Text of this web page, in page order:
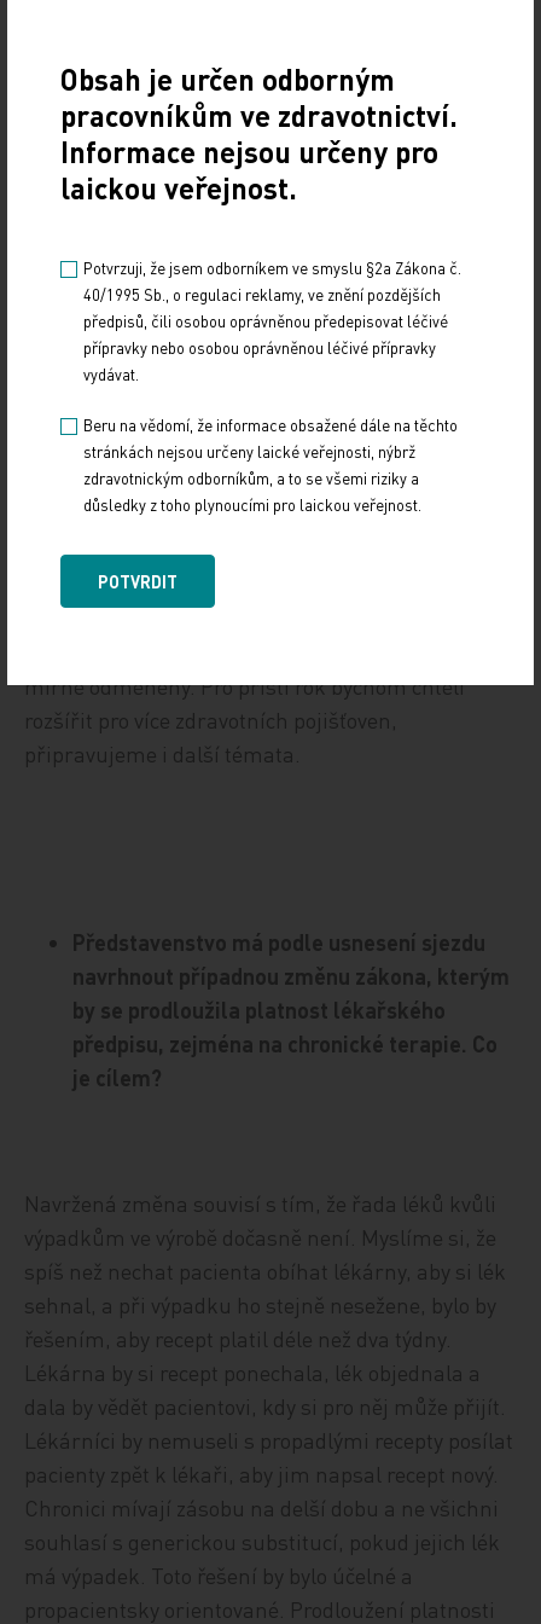
správného užívání a kombinací léků. Na tomto
tématu spolupracujeme s klinickými farmaceuty a
farmaceutickou fakultou v Hradci Králové.
Lékárník v rámci půlhodinového pohovoru probere
s pacientem správnost dávkování a lékové
terapie by měla být upravena, dá pacientovi
doporučení, případně kontaktuje lékaře. Čtvrté
téma je odvykání kouření. Už druhým rokem
spolupracujeme s VZP a Oborovou zdravotní
pojišťovnou na tom, že jejich pojištěnci mají určité
úlevy a mohou se obrátit kvůli odvykání kouření na
proškoleného lékárníka, jejich seznam je na
našem webu a posíláme ho i pojišťovnám.
Metodiku jsme zčásti převzali z Británie, kde s tím
mají dlouholeté zkušenosti, a upravili pro naše
mírně odměněny. Pro příští rok bychom chtěli
rozšířit pro více zdravotních pojišťoven,
připravujeme i další témata.
Představenstvo má podle usnesení sjezdu
navrhnout případnou změnu zákona, kterým
by se prodloužila platnost lékařského
předpisu, zejména na chronické terapie. Co
je cílem?
Navržená změna souvisí s tím, že řada léků kvůli
výpadkům ve výrobě dočasně není. Myslíme si, že
spíš než nechat pacienta obíhat lékárny, aby si lék
sehnal, a při výpadku ho stejně nesežene, bylo by
řešením, aby recept platil déle než dva týdny.
Lékárna by si recept ponechala, lék objednala a
dala by vědět pacientovi, kdy si pro něj může přijít.
Lékárníci by nemuseli s propadlými recepty posílat
pacienty zpět k lékaři, aby jim napsal recept nový.
Chronici mívají zásobu na delší dobu a ne všichni
souhlasí s generickou substitucí, pokud jejich lék
má výpadek. Toto řešení by bylo účelné a
propacientsky orientované. Prodloužení platnosti
Obsah je určen odborným
pracovníkům ve zdravotnictví.
Informace nejsou určeny pro
laickou veřejnost.
Potvrzuji, že jsem odborníkem ve smyslu §2a Zákona č.
40/1995 Sb., o regulaci reklamy, ve znění pozdějších
předpisů, čili osobou oprávněnou předepisovat léčivé
přípravky nebo osobou oprávněnou léčivé přípravky
vydávat.
Beru na vědomí, že informace obsažené dále na těchto
stránkách nejsou určeny laické veřejnosti, nýbrž
zdravotnickým odborníkům, a to se všemi riziky a
důsledky z toho plynoucími pro laickou veřejnost.
POTVRDIT